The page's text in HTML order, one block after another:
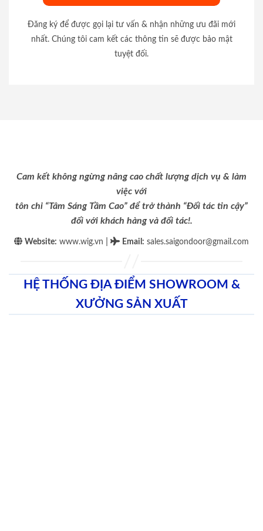
Đăng ký để được gọi lại tư vấn & nhận những ưu đãi mới
nhất. Chúng tôi cam kết các thông tin sẽ được bảo mật
tuyệt đối.
Cam kết không ngừng nâng cao chất lượng dịch vụ & làm
việc với
tôn chỉ “Tâm Sáng Tầm Cao” để trở thành “Đối tác tin cậy”
đối với khách hàng và đối tác!.
Website: www.wig.vn Email : sales.saigondoor@gmail.com
HỆ THỐNG ĐỊA ĐIỂM SHOWROOM &
XƯỞNG SẢN XUẤT